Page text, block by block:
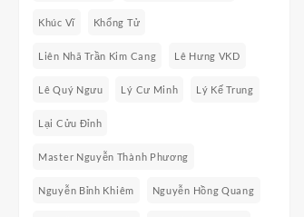
Khúc Vĩ Khổng Tử
Liên Nhã Trần Kim Cang Lê Hưng VKD
Lê Quý Ngưu Lý Cư Minh Lý Kế Trung
Lại Cửu Đỉnh
Master Nguyễn Thành Phương
Nguyễn Bỉnh Khiêm Nguyễn Hồng Quang